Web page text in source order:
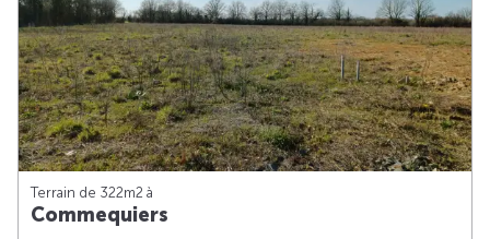
Terrain de 322m2 à
Commequiers